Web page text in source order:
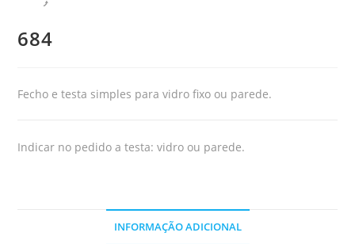
684
Fecho e testa simples para vidro fixo ou parede.
Indicar no pedido a testa: vidro ou parede.
INFORMAÇÃO ADICIONAL